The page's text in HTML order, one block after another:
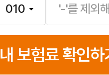
내 보험료 확인하